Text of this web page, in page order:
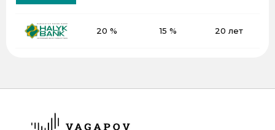
20 % 15 % 20 лет